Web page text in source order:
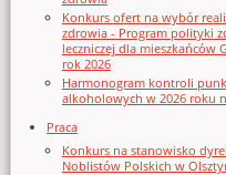
Konkurs ofert na wybór
zdrowia - Program polityki
leczniczej dla mieszkańców
rok 2026
Harmonogram kontroli
alkoholowych w 2026 roku
Praca
Konkurs na stanowisko
Noblistów Polskich w